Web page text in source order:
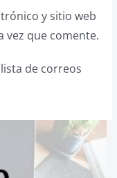
y sitio web
vez que comente.
de correos